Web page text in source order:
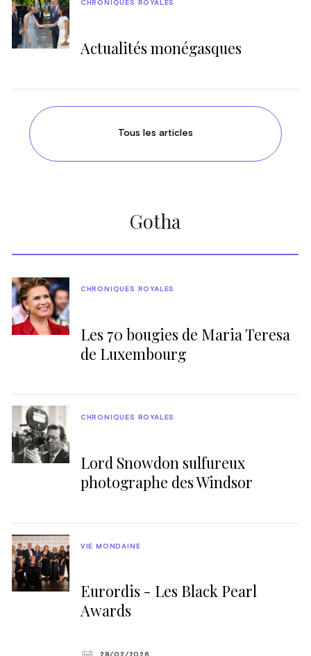
Actualités monégasques
CHRONIQUES ROYALES
Tous les articles
Gotha
Les 70 bougies de Maria Teresa
de Luxembourg
CHRONIQUES ROYALES
Lord Snowdon sulfureux
photographe des Windsor
CHRONIQUES ROYALES
Eurordis - Les Black Pearl
Awards
VIE MONDAINE